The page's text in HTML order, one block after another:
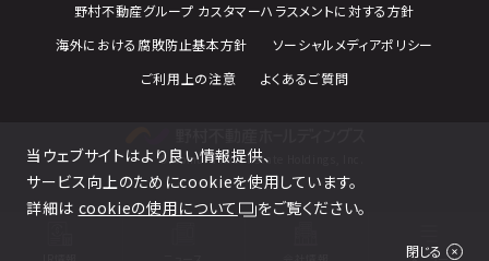
野村不動産グループ カスタマーハラスメントに対する方針
海外における腐敗防止基本方針
ソーシャルメディアポリシー
ご利用上の注意
よくあるご質問
© Nomura Real Estate Holdings, Inc.
当ウェブサイトはより良い情報提供、
サービス向上のためにcookieを使用しています。
詳細は cookieの使用について をご覧ください。
閉じる